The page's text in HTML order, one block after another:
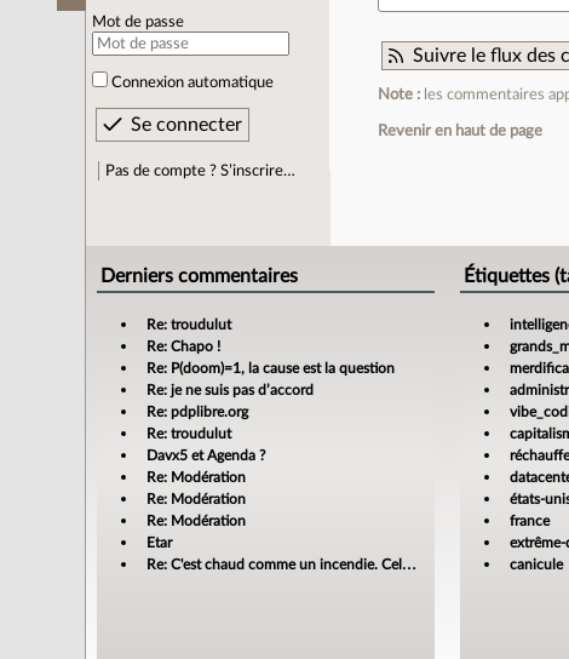
Mot de passe
Connexion automatique
Pas de compte ? S’inscrire…
Suivre le flux des
Note : les commentaires
Revenir en haut de page
Derniers commentaires
Re: troudulut
Re: Chapo !
Re: P(doom)=1, la cause est la question
Re: je ne suis pas d’accord
Re: pdplibre.org
Re: troudulut
Davx5 et Agenda ?
Re: Modération
Re: Modération
Re: Modération
Etar
Re: C'est chaud comme un incendie. Cela m'enrage!
Étiquettes
états-
france
canicule